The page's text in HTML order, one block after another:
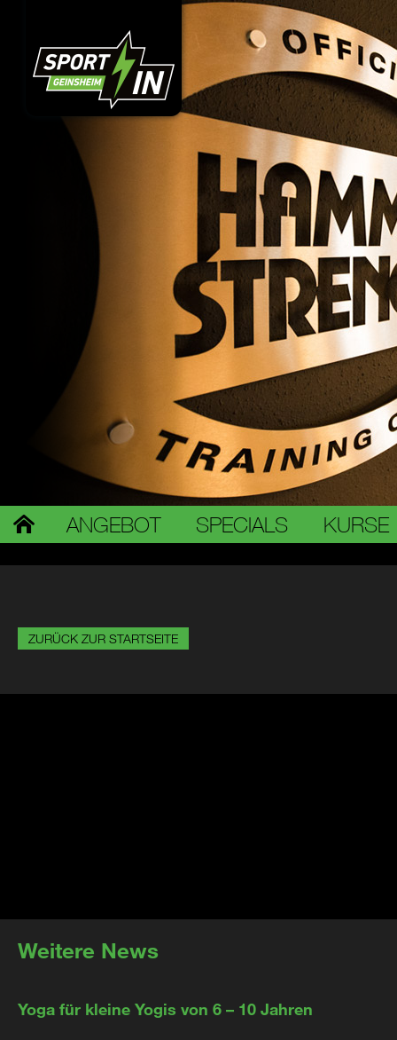
ANGEBOT SPECIALS KURSE
ZURÜCK ZUR STARTSEITE
Weitere News
Yoga für kleine Yogis von 6 – 10 Jahren